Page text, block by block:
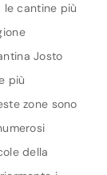
le cantine più
Josto
più
zone sono
della